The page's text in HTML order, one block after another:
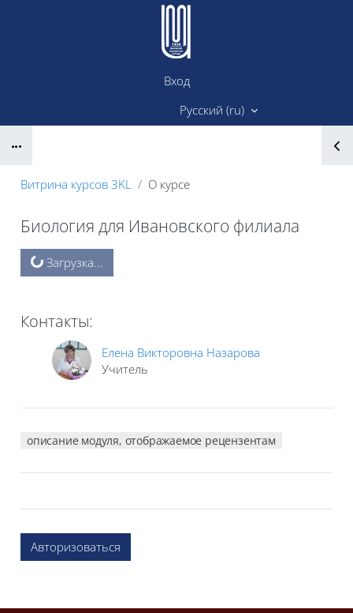
Перейти к основному содержанию
Вход
Русский ‎(ru)‎
Витрина курсов 3KL О курсе
Биология для Ивановского филиала
БлокиЗагрузка...
Контакты:
Елена Викторовна Назарова
Учитель
описание модуля, отображаемое рецензентам
Авторизоваться